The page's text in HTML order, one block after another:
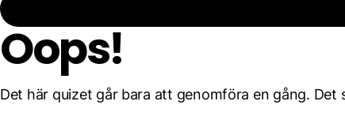
Oops!
Det här quizet går bara att genomföra en gång. Det